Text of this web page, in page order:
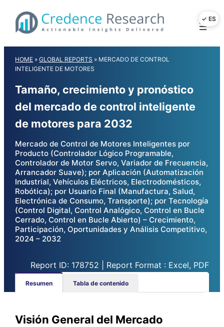
content
HOME »GLOBAL REPORTS » MERCADO DE CONTROL
INTELIGENTE DE MOTORES
Tamaño, crecimiento y pronóstico
del mercado de control inteligente
de motores para 2032
Mercado de Control de Motores Inteligentes por
Producto (Controlador Lógico Programable,
Controlador de Motor Servo, Variador de Frecuencia,
Arrancador Suave); por Aplicación (Automatización
Industrial, Vehículos Eléctricos, Electrodomésticos,
Robótica); por Usuario Final (Manufactura, Salud,
Electrónica de Consumo, Transporte); por Tecnología
(Control Digital, Control Analógico, Control en Bucle
Cerrado, Control en Bucle Abierto) – Crecimiento,
Participación, Oportunidades y Análisis Competitivo,
2024 – 2032
Report ID: 178752 | Report Format : Excel, PDF
Resumen Tabla de contenido
Visión General del Mercado